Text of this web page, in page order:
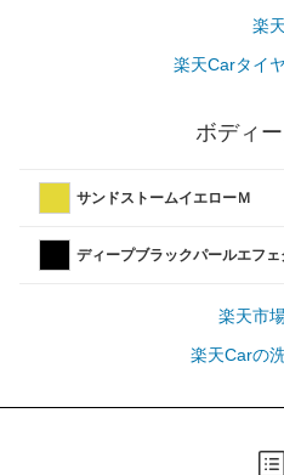
楽
楽天Carタイ
ボディ
サンドストームイエローＭ
ディープブラックパールエフェ
楽天市
楽天Carの